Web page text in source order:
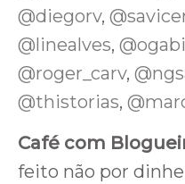
@diegorv,
@linealves,
@roger_carv,
@thistorias,
Café com
feito não por